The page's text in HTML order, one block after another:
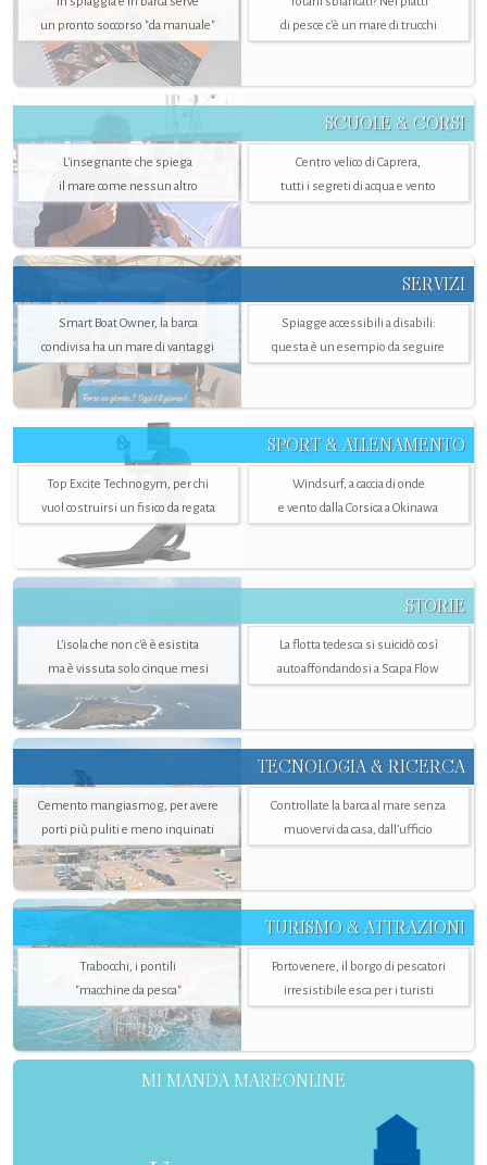
un pronto soccorso "da manuale"
di pesce c'è un mare di trucchi
SCUOLE & CORSI
L'insegnante che spiega
il mare come nessun altro
Centro velico di Caprera,
tutti i segreti di acqua e vento
SERVIZI
Smart Boat Owner, la barca
condivisa ha un mare di vantaggi
Spiagge accessibili a disabili:
questa è un esempio da seguire
SPORT & ALLENAMENTO
Top Excite Technogym, per chi
vuol costruirsi un fisico da regata
Windsurf, a caccia di onde
e vento dalla Corsica a Okinawa
STORIE
L’isola che non c'è è esistita
ma è vissuta solo cinque mesi
La flotta tedesca si suicidò così
autoaffondandosi a Scapa Flow
TECNOLOGIA & RICERCA
Cemento mangiasmog, per avere
porti più puliti e meno inquinati
Controllate la barca al mare senza
muovervi da casa, dall’ufficio
TURISMO & ATTRAZIONI
Trabocchi, i pontili
"macchine da pesca"
Portovenere, il borgo di pescatori
irresistibile esca per i turisti
MI MANDA MAREONLINE